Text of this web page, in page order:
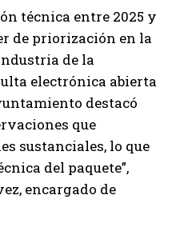
técnica entre 2025 y
de priorización en la
de la
electrónica abierta
destacó
que
sustanciales, lo que
del paquete”,
encargado de